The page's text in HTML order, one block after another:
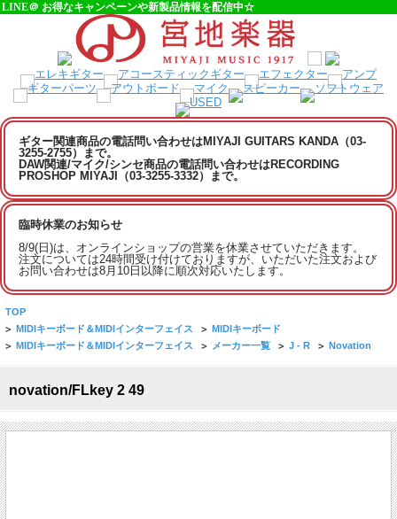
LINE＠ お得なキャンペーンや新製品情報を配信中☆
ギター関連商品の電話問い合わせはMIYAJI GUITARS KANDA（03-
3255-2755）まで。
DAW関連/マイク/シンセ商品の電話問い合わせはRECORDING
PROSHOP MIYAJI（03-3255-3332）まで。
臨時休業のお知らせ
8/9(日)は、オンラインショップの営業を休業させていただきます。
注文については24時間受け付けておりますが、いただいた注文および
お問い合わせは8月10日以降に順次対応いたします。
TOP
> MIDIキーボード＆MIDIインターフェイス > MIDIキーボード
> MIDIキーボード＆MIDIインターフェイス > メーカー一覧 > J - R > Novation
novation/FLkey 2 49